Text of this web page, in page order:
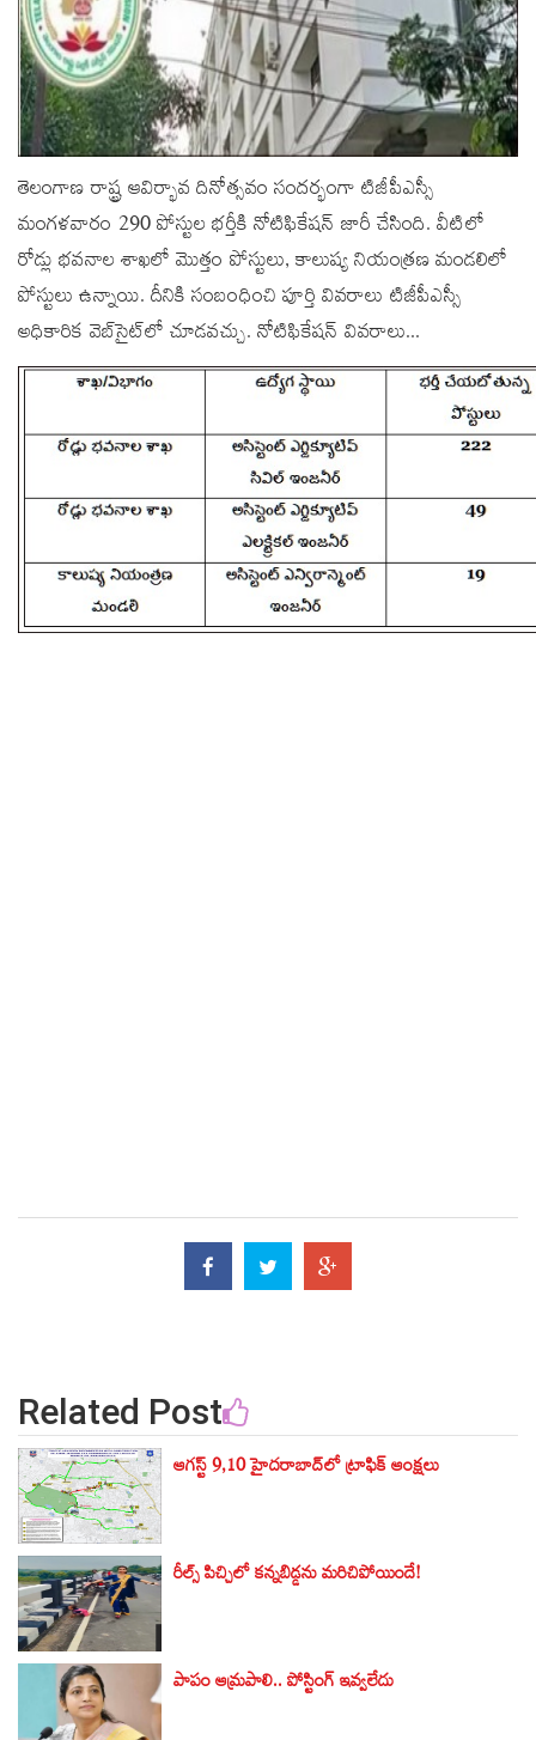
తెలంగాణ రాష్ట్ర ఆవిర్భావ దినోత్సవం సందర్భంగా టిజీపీఎస్సీ
మంగళవారం 290 పోస్టుల భర్తీకి నోటిఫికేషన్‌ జారీ చేసింది. వీటిలో
రోడ్లు భవనాల శాఖలో మొత్తం పోస్టులు, కాలుష్య నియంత్రణ మండలిలో
పోస్టులు ఉన్నాయి. దీనికి సంబంధించి పూర్తి వివరాలు టిజీపీఎస్సీ
అధికారిక వెబ్‌సైట్‌లో చూడవచ్చు. నోటిఫికేషన్‌ వివరాలు...
Related Post
ఆగస్ట్ 9,10 హైదరాబాద్‌లో ట్రాఫిక్ ఆంక్షలు
రీల్స్ పిచ్చిలో కన్నబిడ్డను మరిచిపోయిందే!
పాపం ఆమ్రపాలి.. పోస్టింగ్ ఇవ్వలేదు